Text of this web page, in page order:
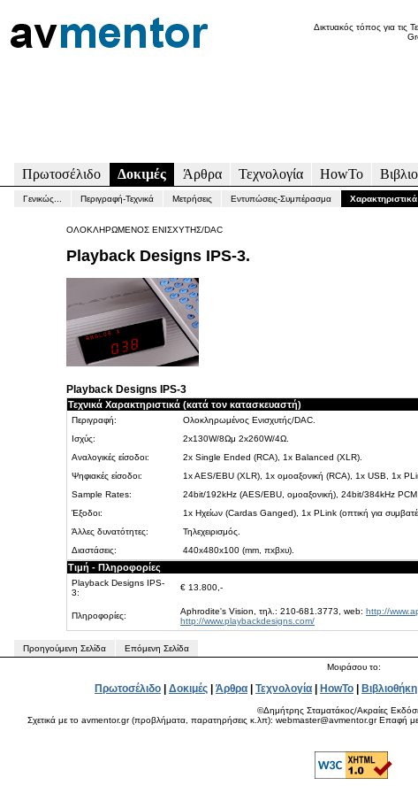
Δικτυακός τόπος για
Πρωτοσέλιδο Δοκιμές Άρθρα Τεχνολογία HowTo
Γενικώς... Περιγραφή-Τεχνικά Μετρήσεις Εντυπώσεις-Συμπέρασμα Χαρακτηριστικά
ΟΛΟΚΛΗΡΩΜΕΝΟΣ ΕΝΙΣΧΥΤΗΣ/DAC
Playback Designs IPS-3.
Playback Designs IPS-3
Τεχνικά Χαρακτηριστικά (κατά τον κατασκευαστή)
Περιγραφή:
Ολοκληρωμένος Ενισχυτής/DAC.
Ισχύς:
2x130W/8Ωμ 2x260W/4Ω.
Αναλογικές είσοδοι:
2x Single Ended (RCA), 1x Balanced (XLR).
Ψηφιακές είσοδοι:
1x AES/EBU (XLR), 1x ομοαξονική (RCA), 1x USB, 1x
Sample Rates:
24bit/192kHz (AES/EBU, ομοαξονική), 24bit/384kHz
Έξοδοι:
1x Ηχείων (Cardas Ganged), 1x PLink (οπτική για
Άλλες δυνατότητες:
Τηλεχειρισμός.
Διαστάσεις:
440x480x100 (mm, πxβxυ).
Τιμή - Πληροφορίες
Playback Designs IPS-
3:
€ 13.800,-
Πληροφορίες: Aphrodite's Vision, τηλ.: 210-681.3773, web: http://
http://www.playbackdesigns.com/
Προηγούμενη Σελίδα
Επόμενη Σελίδα
Μοιράσου το:
Πρωτοσέλιδο | Δοκιμές | Άρθρα | Τεχνολογία | HowTo | Βιβλιοθήκη
©Δημήτρης Σταματάκος/Ακραίες
Σχετικά με το avmentor.gr (προβλήματα, παρατηρήσεις κ.λπ): webmaster@avmentor.gr Eπαφή